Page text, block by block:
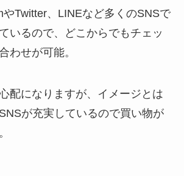
Twitter、LINEなど多くのSNSで
いるので、どこからでもチェッ
わせが可能。
配になりますが、イメージとは
が充実しているので買い物が